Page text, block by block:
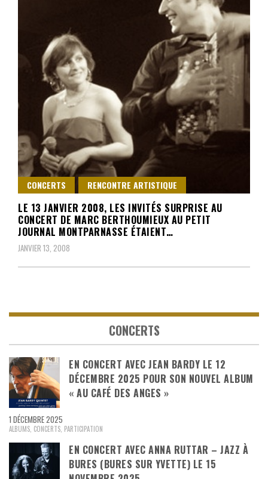
CONCERTS RENCONTRE ARTISTIQUE
LE 13 JANVIER 2008, LES INVITÉS SURPRISE AU
CONCERT DE MARC BERTHOUMIEUX AU PETIT
JOURNAL MONTPARNASSE ÉTAIENT…
JANVIER 13, 2008
CONCERTS
EN CONCERT AVEC JEAN BARDY LE 12
DÉCEMBRE 2025 POUR SON NOUVEL ALBUM
« AU CAFÉ DES ANGES »
1 DÉCEMBRE 2025
ALBUMS CONCERTS PARTICIPATION
EN CONCERT AVEC ANNA RUTTAR – JAZZ À
BURES (BURES SUR YVETTE) LE 15